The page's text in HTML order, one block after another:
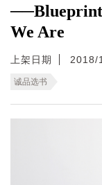
We Are
上架日期 2018/
诚品选书